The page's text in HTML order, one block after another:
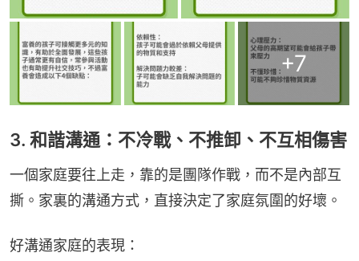
+7
3. 和諧溝通：不冷戰、不推卸、不互相傷害
一個家庭要往上走，靠的是團隊作戰，而不是內部互
撕。家裏的溝通方式，直接決定了家庭氛圍的好壞。
好溝通家庭的表現：